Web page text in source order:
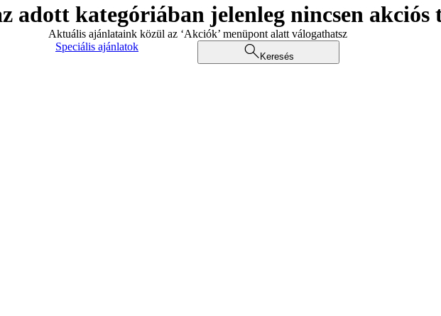
adott kategóriában jelenleg nincsen akciós
Aktuális ajánlataink közül az ‘Akciók’ menüpont alatt válogathatsz
Speciális ajánlatok
Keresés